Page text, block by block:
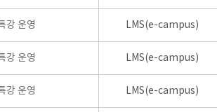
강 운영 LMS(e-campus)
강 운영 LMS(e-campus)
강 운영 LMS(e-campus)